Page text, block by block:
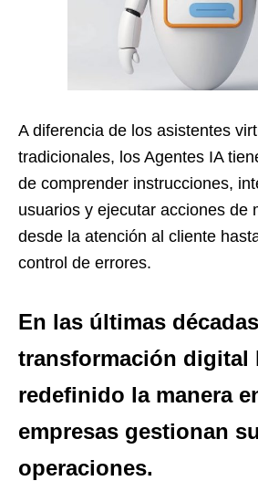
A diferencia de los asistentes
tradicionales, los Agentes IA
de comprender instrucciones,
usuarios y ejecutar acciones de
desde la atención al cliente
control de errores.
En las últimas
transformación digital
redefinido la manera
empresas gestionan
operaciones.